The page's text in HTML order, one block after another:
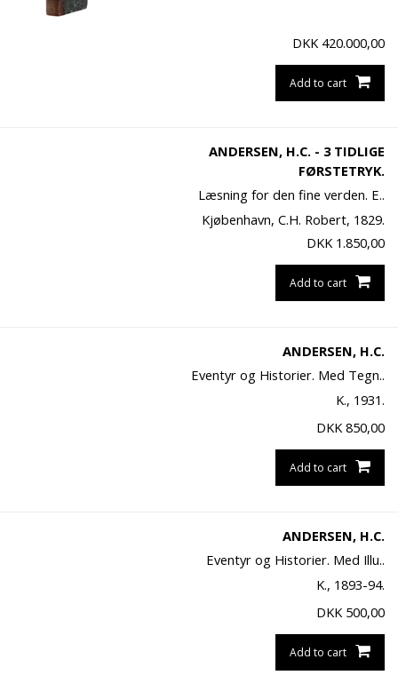
DKK 420.000,00
Add to cart
ANDERSEN, H.C. - 3 TIDLIGE
FØRSTETRYK.
Læsning for den fine verden. E..
Kjøbenhavn, C.H. Robert, 1829.
DKK 1.850,00
Add to cart
ANDERSEN, H.C.
Eventyr og Historier. Med Tegn..
K., 1931.
DKK 850,00
Add to cart
ANDERSEN, H.C.
Eventyr og Historier. Med Illu..
K., 1893-94.
DKK 500,00
Add to cart